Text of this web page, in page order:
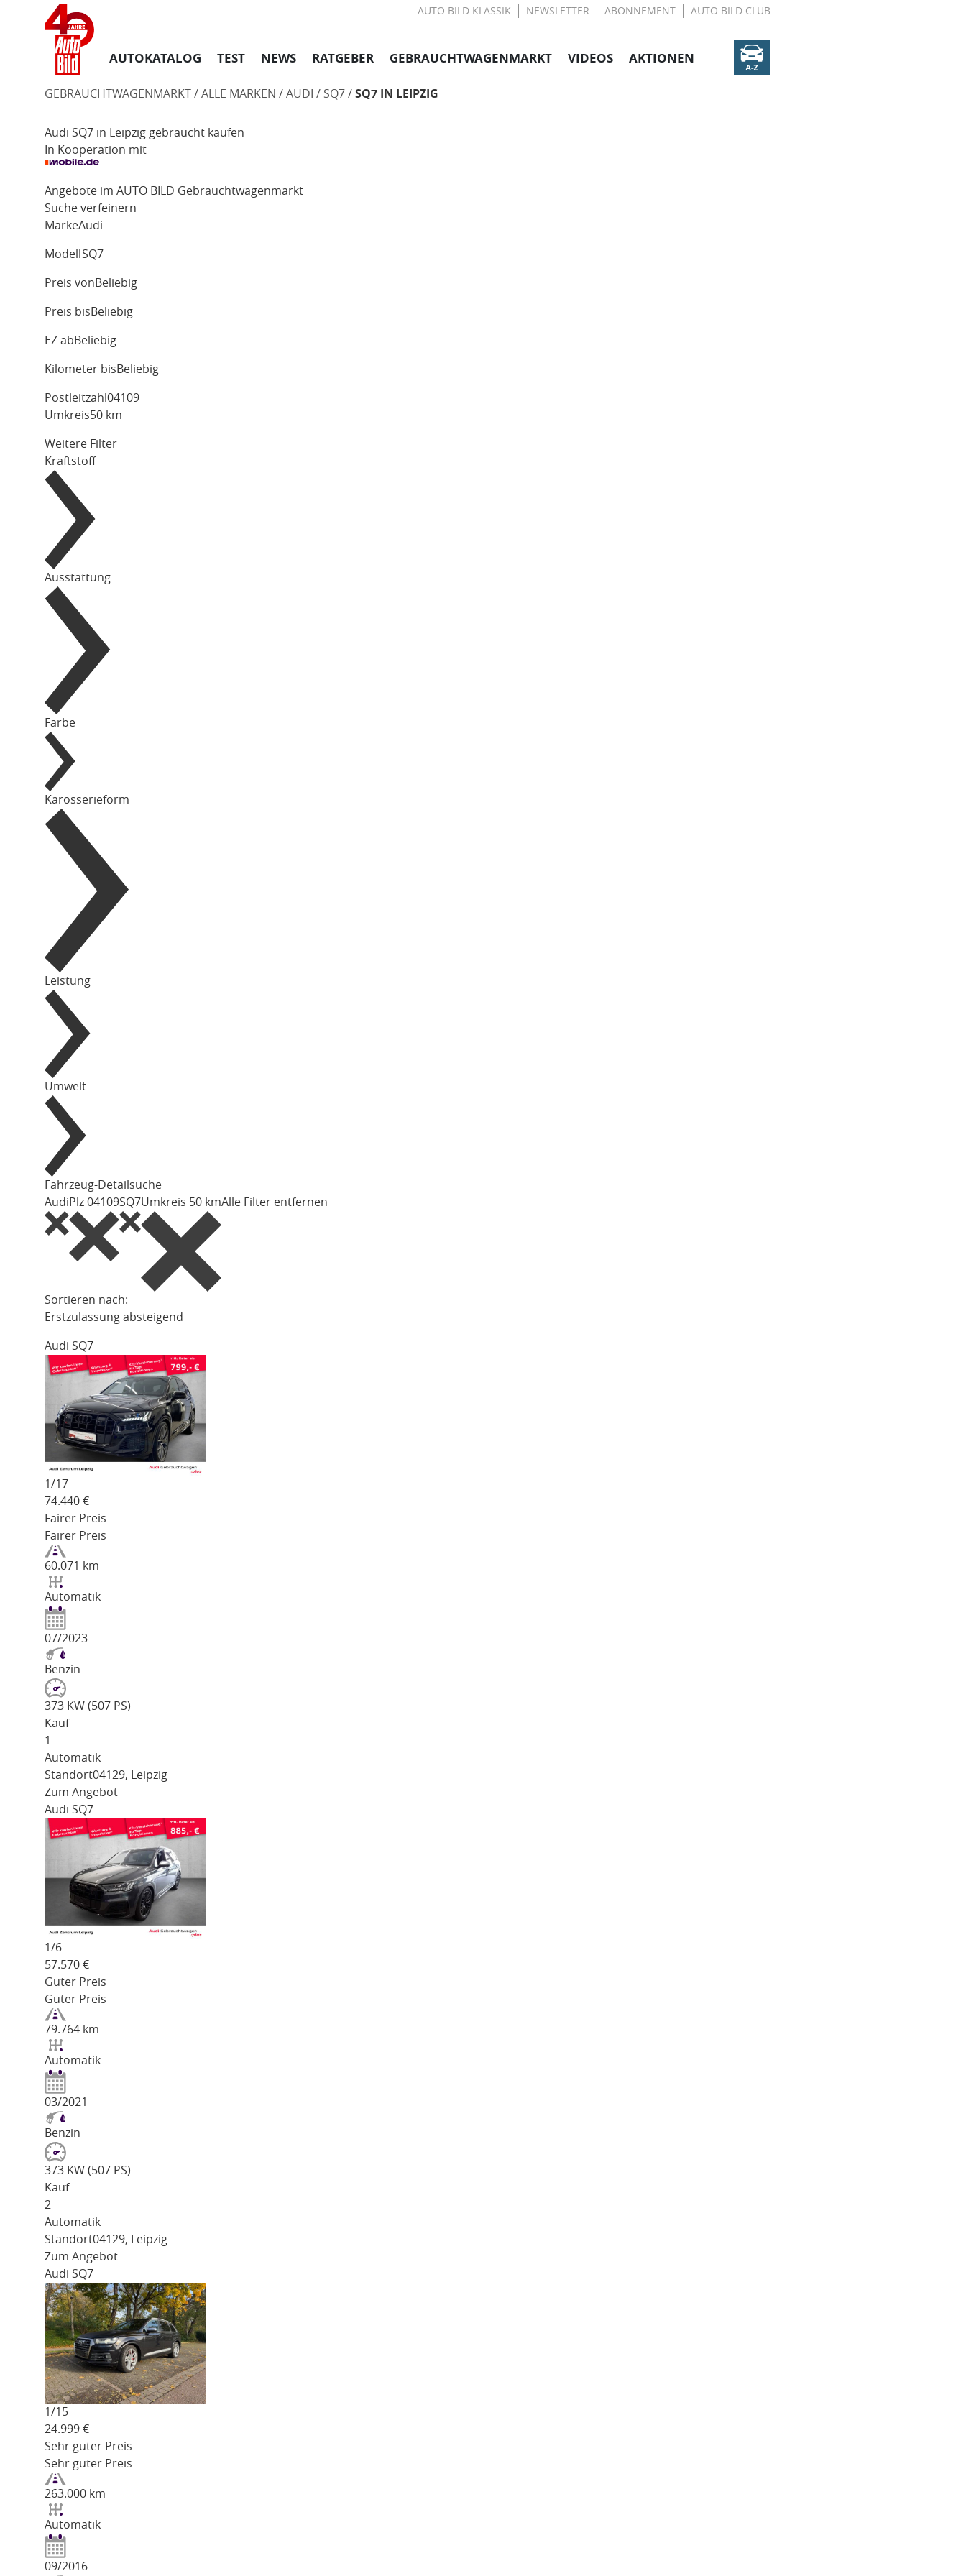
AUTO BILD KLASSIK NEWSLETTER ABONNEMENT AUTO BILD CLUB
AUTOKATALOG TEST NEWS RATGEBER GEBRAUCHTWAGENMARKT VIDEOS AKTIONEN
GEBRAUCHTWAGENMARKT ALLE MARKEN AUDI SQ7 SQ7 IN LEIPZIG
Audi SQ7 in Leipzig gebraucht kaufen
In Kooperation mit
Angebote im AUTO BILD Gebrauchtwagenmarkt
Suche verfeinern
MarkeAudi
Modell SQ7
Preis von Beliebig
Preis bis Beliebig
EZ ab Beliebig
Kilometer bis Beliebig
Postleitzahl
Umkreis50 km
Weitere Filter
Kraftstoff
Ausstattung
Farbe
Karosserieform
Leistung
Umwelt
Fahrzeug-Detailsuche
AudiPlz 04109SQ7Umkreis 50 kmAlle Filter entfernen
Sortieren nach:
Erstzulassung absteigend
Audi SQ7
1/17
74.440 €
Fairer Preis
Fairer Preis
60.071 km
Automatik
07/2023
Benzin
373 KW (507 PS)
Kauf
1
Automatik
Standort04129, Leipzig
Zum Angebot
Audi SQ7
1/6
57.570 €
Guter Preis
Guter Preis
79.764 km
Automatik
03/2021
Benzin
373 KW (507 PS)
Kauf
2
Automatik
Standort04129, Leipzig
Zum Angebot
Audi SQ7
1/15
24.999 €
Sehr guter Preis
Sehr guter Preis
263.000 km
Automatik
09/2016